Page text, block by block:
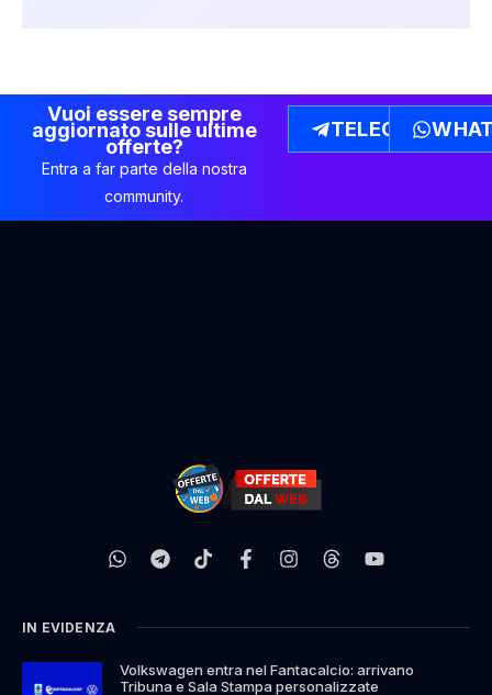
Vuoi essere sempre
aggiornato sulle ultime
offerte?
Entra a far parte della nostra
community.
TELEGRAM
IN EVIDENZA
Volkswagen entra nel Fantacalcio: arrivano
Tribuna e Sala Stampa personalizzate